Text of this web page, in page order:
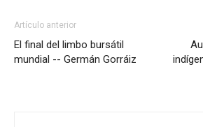
Artículo anterior
El final del limbo bursátil
mundial -- Germán Gorráiz